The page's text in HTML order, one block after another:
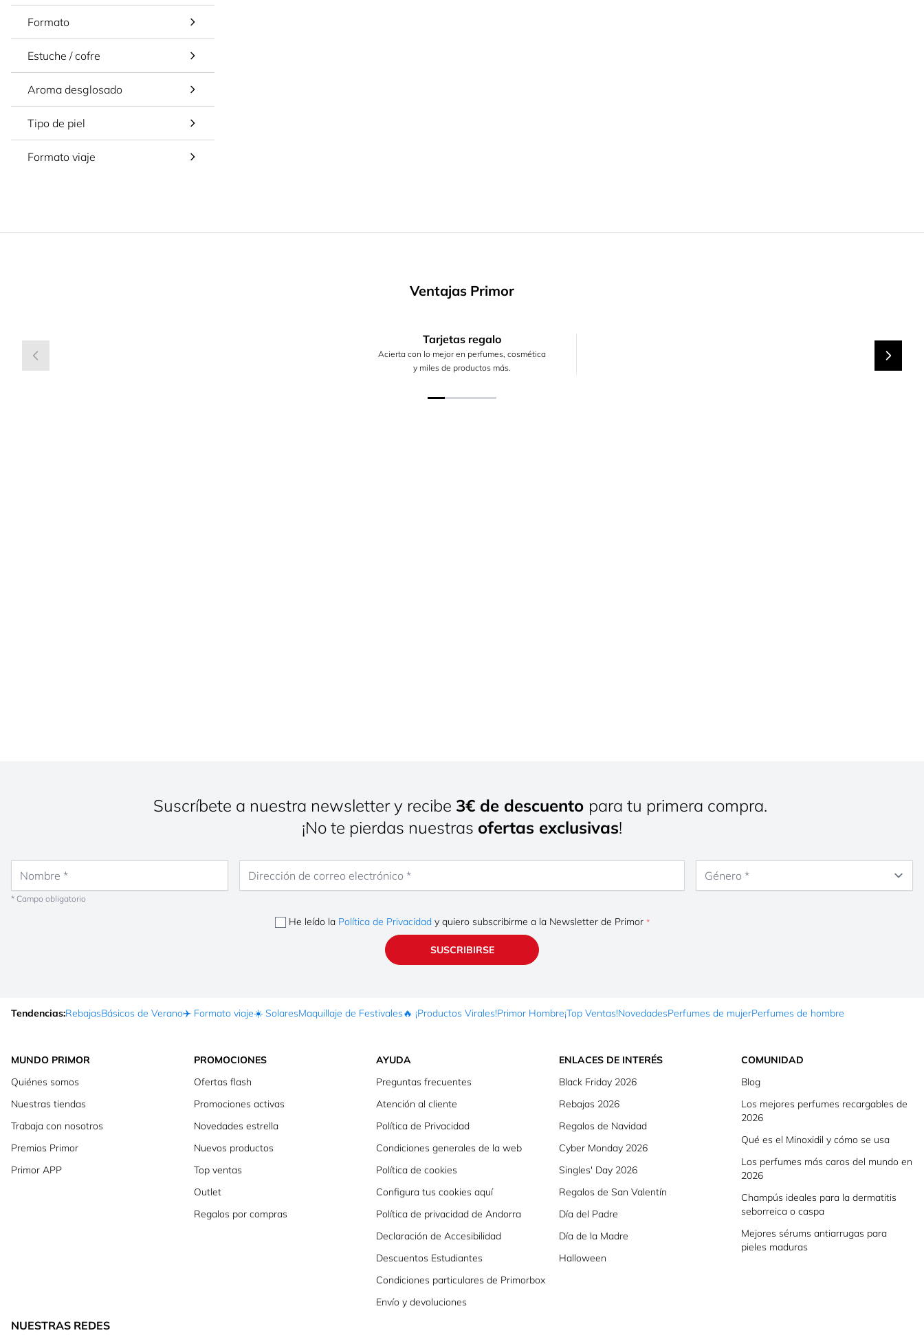
Formato
Estuche / cofre
Aroma desglosado
Tipo de piel
Formato viaje
Ventajas Primor
Tarjetas regalo
Acierta con lo mejor en perfumes, cosmética
y miles de productos más.
Suscríbete a nuestra newsletter y recibe 3€ de descuento para tu primera compra.
¡No te pierdas nuestras ofertas exclusivas!
* Campo obligatorio
He leído la Política de Privacidady quiero subscribirme a la Newsletter de Primor
SUSCRIBIRSE
Tendencias:RebajasBásicos de Verano✈️ Formato viaje☀️ SolaresMaquillaje de Festivales🔥 ¡Productos Virales!Primor Hombre¡Top Ventas!NovedadesPerfumes de mujerPerfumes de hombre
MUNDO PRIMOR
Quiénes somos
Nuestras tiendas
Trabaja con nosotros
Premios Primor
Primor APP
PROMOCIONES
Ofertas flash
Promociones activas
Novedades estrella
Nuevos productos
Top ventas
Outlet
Regalos por compras
AYUDA
Preguntas frecuentes
Atención al cliente
Política de Privacidad
Condiciones generales de la web
Política de cookies
Configura tus cookies aquí
Política de privacidad de Andorra
Declaración de Accesibilidad
Descuentos Estudiantes
Condiciones particulares de Primorbox
Envío y devoluciones
ENLACES DE INTERÉS
Black Friday 2026
Rebajas 2026
Regalos de Navidad
Cyber Monday 2026
Singles' Day 2026
Regalos de San Valentín
Día del Padre
Día de la Madre
Halloween
COMUNIDAD
Blog
Los mejores perfumes recargables de
2026
Qué es el Minoxidil y cómo se usa
Los perfumes más caros del mundo en
2026
Champús ideales para la dermatitis
seborreica o caspa
Mejores sérums antiarrugas para
pieles maduras
NUESTRAS REDES